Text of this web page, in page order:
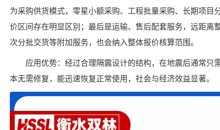
为采购供货模式，零星小额采购、工程批量采购、长期项目
价区间存在明显区别；最后是运输、售后配套服务，远距离
次分批交货等附加服务，也会纳入整体报价核算范围。
应用优势：经过合理隔震设计的结构，在地震后通常只
本无需修复，能迅速恢复正常使用，社会与经济效益显著。